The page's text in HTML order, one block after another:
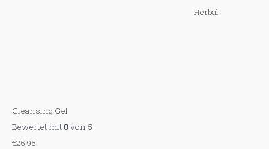
Herbal
Cleansing Gel
Bewertet mit0von 5
€25,95